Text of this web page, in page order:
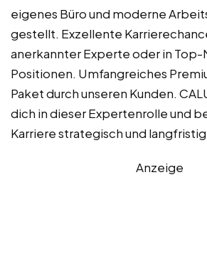
eigenes Büro und moderne
gestellt. Exzellente
anerkannter Experte oder in
Positionen. Umfangreiches
Paket durch unseren Kunden.
dich in dieser Expertenrolle und
Karriere strategisch und
Anzeige